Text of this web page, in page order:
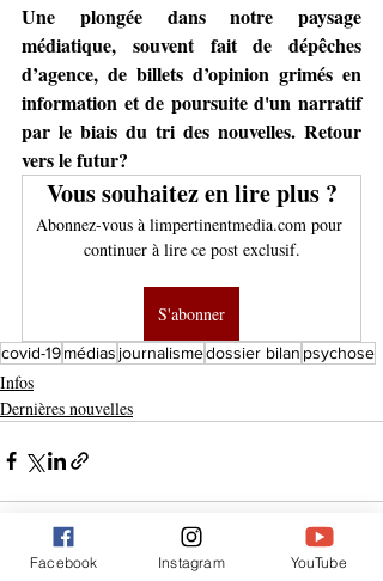
Une plongée dans notre paysage
médiatique, souvent fait de dépêches
d’agence, de billets d’opinion grimés en
information et de poursuite d'un narratif
par le biais du tri des nouvelles. Retour
vers le futur?
Vous souhaitez en lire plus ?
Abonnez-vous à limpertinentmedia.com pour
continuer à lire ce post exclusif.
S'abonner
covid-19médias journalismedossier bilan psychose
Infos
Dernières nouvelles
Facebook Instagram YouTube